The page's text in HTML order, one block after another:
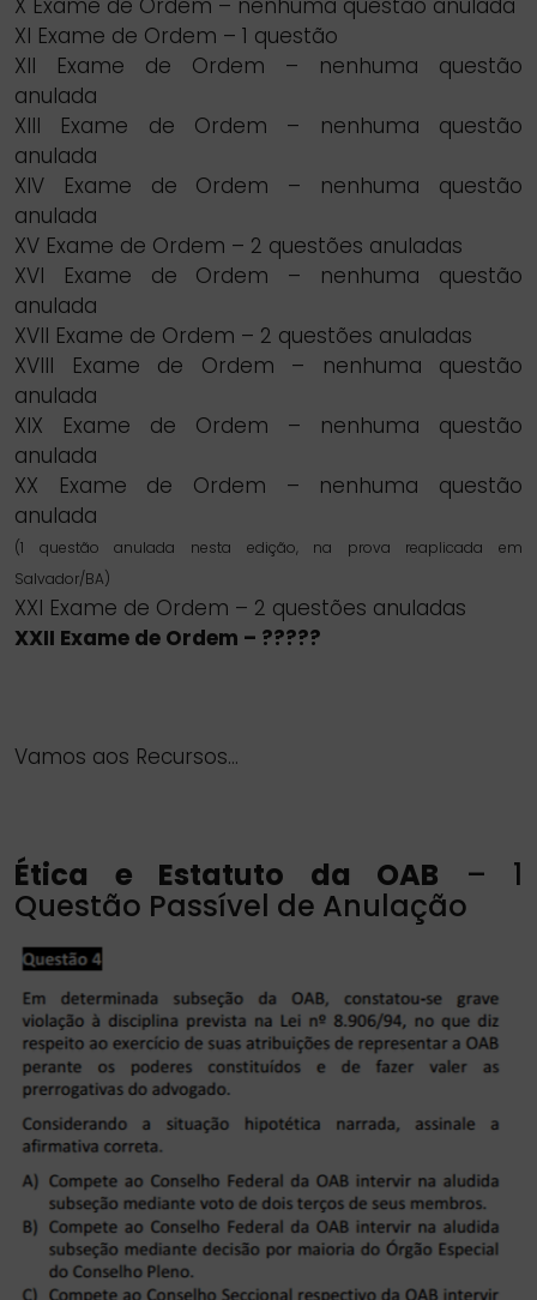
X Exame de Ordem – nenhuma questão anulada
XI Exame de Ordem – 1 questão
XII Exame de Ordem – nenhuma questão
anulada
XIII Exame de Ordem – nenhuma questão
anulada
XIV Exame de Ordem – nenhuma questão
anulada
XV Exame de Ordem – 2 questões anuladas
XVI Exame de Ordem – nenhuma questão
anulada
XVII Exame de Ordem – 2 questões anuladas
XVIII Exame de Ordem – nenhuma questão
anulada
XIX Exame de Ordem – nenhuma questão
anulada
XX Exame de Ordem – nenhuma questão
anulada
(1 questão anulada nesta edição, na prova reaplicada em
Salvador/BA)
XXI Exame de Ordem – 2 questões anuladas
XXII Exame de Ordem – ?????
Vamos aos Recursos…
Ética e Estatuto da OAB – 1
Questão Passível de Anulação